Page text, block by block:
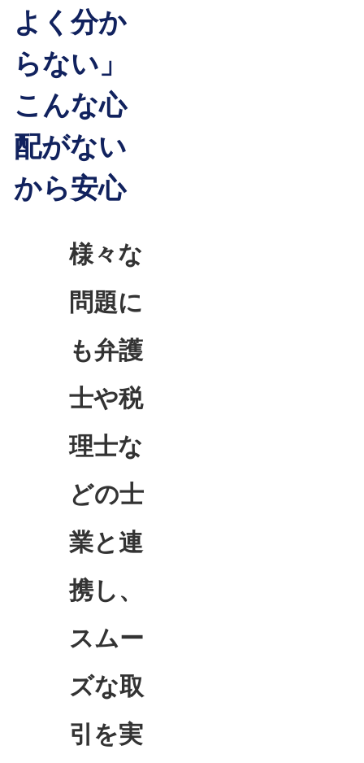
よく分か
らない」
こんな心
配がない
から安心
様々な
問題に
も弁護
士や税
理士な
どの士
業と連
携し、
スムー
ズな取
引を実